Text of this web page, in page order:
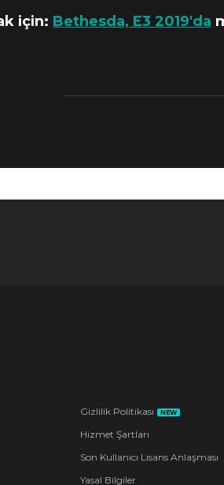
için: Bethesda, E3 2019'da
Gizlilik Politikası NEW
Hizmet Şartları
Son Kullanıcı Lisans Anlaşması
Yasal Bilgiler